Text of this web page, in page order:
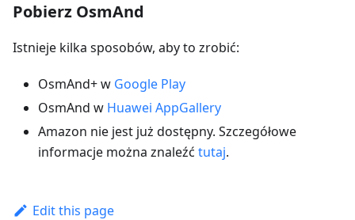
Pobierz OsmAnd
Istnieje kilka sposobów, aby to zrobić:
OsmAnd+ w Google Play
OsmAnd w Huawei AppGallery
Amazon nie jest już dostępny. Szczegółowe
informacje można znaleźć tutaj.
Edit this page